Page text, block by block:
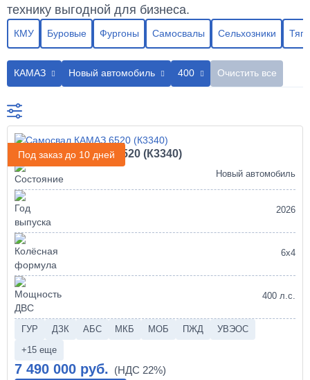
технику выгодной для бизнеса.
КМУ Буровые Фургоны Самосвалы Сельхозники
КАМАЗ Новый автомобиль 400 Очистить все
Под заказ до 10 дней
Самосвал КАМАЗ 6520 (К3340)
Новый автомобиль
2026
6х4
400 л.с.
ГУР ДЗК АБС МКБ МОБ ПЖД
УВЭОС
+15 еще
7 490 000 руб.